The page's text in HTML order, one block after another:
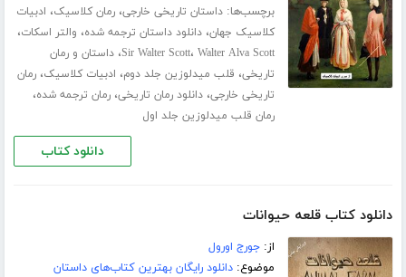
برچسب‌ها:داستان تاریخی خارجی،رمان کلاسیک، ادبیات
کلاسیک جهان،دانلود داستان ترجمه شده، والتر اسکات،
Sir Walter Scott، Walter Alva Scott ،داستان و رمان
تاریخی، قلب میدلوزین جلد دوم، ادبیات کلاسیک،رمان
تاریخی خارجی،دانلود رمان تاریخی،رمان ترجمه شده،
رمان قلب میدلوزین جلد اول
دانلود کتاب
دانلود کتاب قلعه حیوانات
از:جورج اورول
موضوع:دانلود رایگان بهترین کتاب‌های داستان